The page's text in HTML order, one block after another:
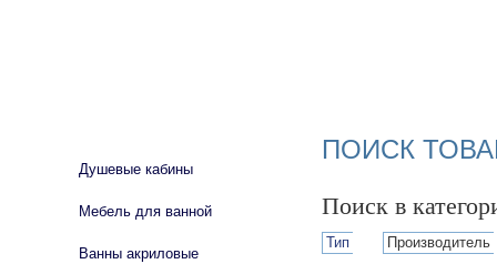
ПОИСК
Поиск в
Тип Производитель
Душевые кабины
Мебель для ванной
Ванны акриловые